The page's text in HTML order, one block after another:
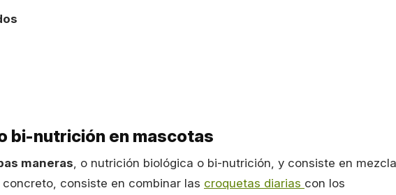
bi-nutrición en mascotas
maneras , o nutrición biológica o bi-nutrición, y consiste en
concreto, consiste en combinar las croquetas diarias con los